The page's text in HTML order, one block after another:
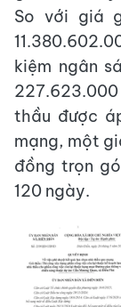
So với giá
kiệm ngân
thầu được
mạng, một
đồng trọn
120 ngày.